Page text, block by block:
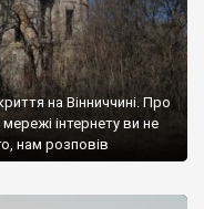
на Вінниччині. Про
інтернету ви не
нам розповів
вразив не лише